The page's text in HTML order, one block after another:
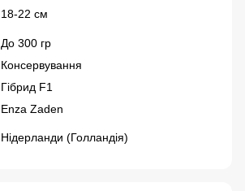
18-22 см
До 300 гр
Консервування
Гібрид F1
Enza Zaden
Нідерланди (Голландія)